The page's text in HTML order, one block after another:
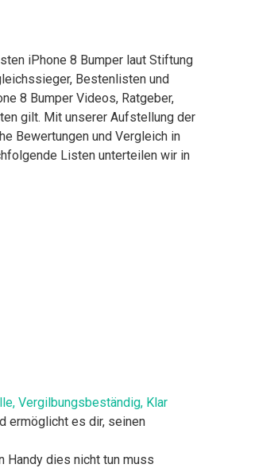
iPhone 8 Bumper laut Stiftung
Bestenlisten und
8 Bumper Videos, Ratgeber,
gilt. Mit unserer Aufstellung der
Bewertungen und Vergleich in
Listen unterteilen wir in
Vergilbungsbeständig, Klar
ermöglicht es dir, seinen
Handy dies nicht tun muss